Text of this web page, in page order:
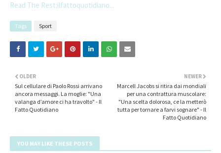
Read The Rest:ilfattoquotidiano...
Tags Sport
NEWER
Marcell Jacobs si ritira dai mondiali
per una contrattura muscolare:
"Una scelta dolorosa, ce la metterò
tutta per tornare a farvi sognare" - Il
Fatto Quotidiano
OLDER
Sul cellulare di Paolo Rossi arrivano
ancora messaggi. La moglie: "Una
valanga d’amore ci ha travolto" - Il
Fatto Quotidiano
YOU MAY LIKE THESE POSTS